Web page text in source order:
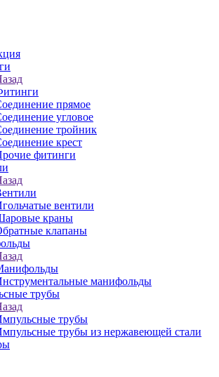
прямое
угловое
тройник
крест
фитинги
вентили
краны
клапаны
манифольды
трубы
трубы
трубы из нержавеющей стали